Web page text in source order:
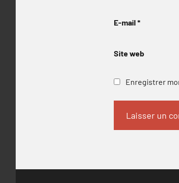
E-mail *
Site web
Enregistrer